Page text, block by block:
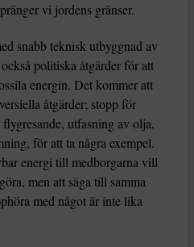
vi jordens gränser.
snabb teknisk utbyggnad av
politiska åtgärder för att
energin. Det kommer att
åtgärder; stopp för
utfasning av olja,
för att ta några exempel.
energi till medborgarna vill
men att säga till samma
med något är inte lika